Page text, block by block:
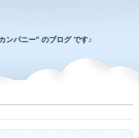
ンパニー" のブログ です♪